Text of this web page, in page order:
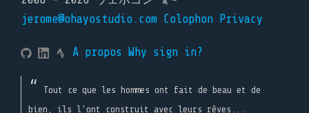
jerome@ohayostudio.com Colophon Privacy
A propos Why sign in?
Tout ce que les hommes ont fait de beau et de
bien, ils l'ont construit avec leurs rêves...